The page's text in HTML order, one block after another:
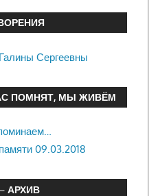
Сергеевны
ПОМНЯТ, МЫ ЖИВЁМ
09.03.2018
АРХИВ